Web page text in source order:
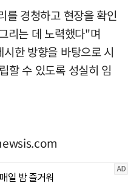
를 경청하고 현장을 확인
리는 데 노력했다"며
한 방향을 바탕으로 시
할 수 있도록 성실히 임